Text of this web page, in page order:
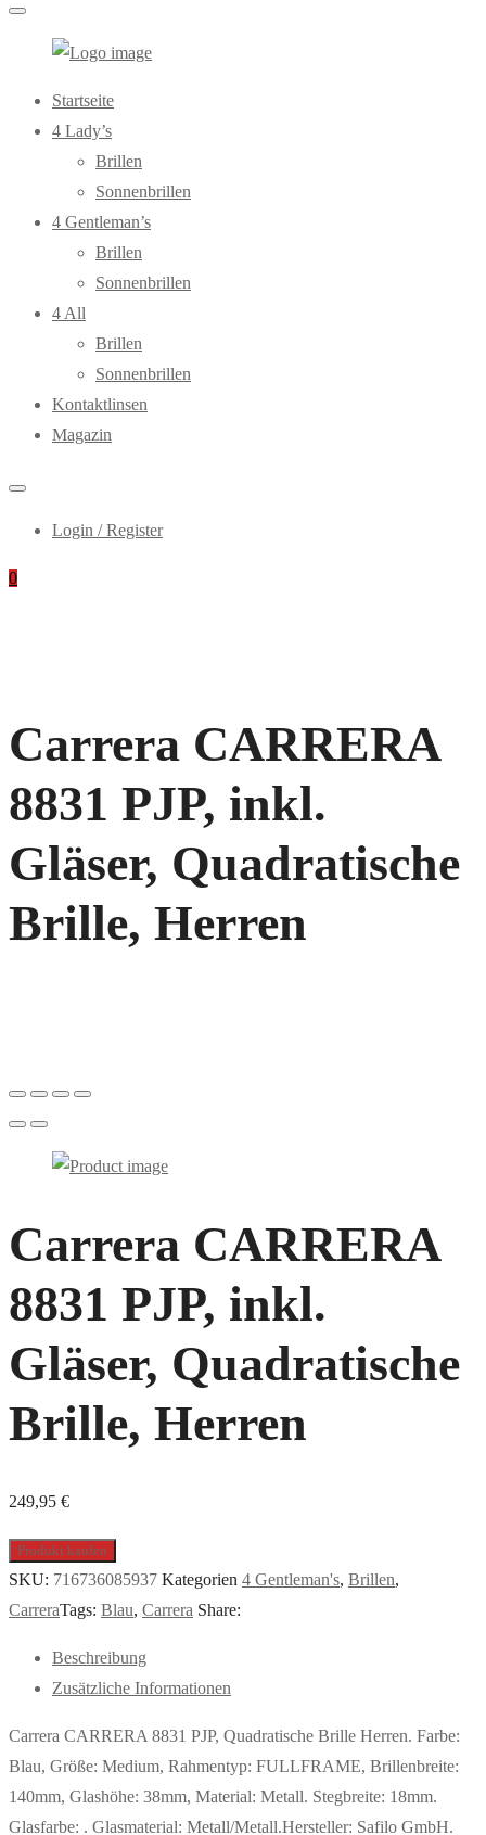
Primary
Menu
Startseite
4 Lady’s
Brillen
Sonnenbrillen
4 Gentleman’s
Brillen
Sonnenbrillen
4 All
Brillen
Sonnenbrillen
Kontaktlinsen
Magazin
Login / Register
0
Carrera CARRERA
8831 PJP, inkl.
Gläser, Quadratische
Brille, Herren
Carrera CARRERA
8831 PJP, inkl.
Gläser, Quadratische
Brille, Herren
249,95 €
Produkt kaufen
SKU: 716736085937 Kategorien 4 Gentleman's, Brillen,
CarreraTags: Blau, Carrera Share:
Beschreibung
Zusätzliche Informationen
Carrera CARRERA 8831 PJP, Quadratische Brille Herren. Farbe:
Blau, Größe: Medium, Rahmentyp: FULLFRAME, Brillenbreite:
140mm, Glashöhe: 38mm, Material: Metall. Stegbreite: 18mm.
Glasfarbe: . Glasmaterial: Metall/Metall.Hersteller: Safilo GmbH.